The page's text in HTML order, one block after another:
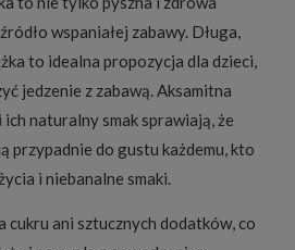
wspaniałej zabawy. Długa,
to idealna propozycja dla dzieci,
jedzenie z zabawą. Aksamitna
naturalny smak sprawiają, że
przypadnie do gustu każdemu, kto
i niebanalne smaki.
cukru ani sztucznych dodatków, co